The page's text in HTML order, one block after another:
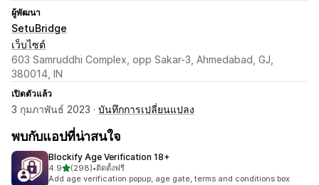
ผู้พัฒนา
SetuBridge
เว็บไซต์
603 Samruddhi Complex, opp Sakar-3, Ahmedabad, GJ,
380014, IN
เปิดตัวแล้ว
3 กุมภาพันธ์ 2023 · บันทึกการเปลี่ยนแปลง
พบกับแอปที่น่าสนใจ
Blockify Age Verification 18+
4.9เต็ม 5 ดาว
(298)
ทั้งหมด 298 รีวิว
•ติดตั้งฟรี
Add age verification popup, age gate, terms and conditions box